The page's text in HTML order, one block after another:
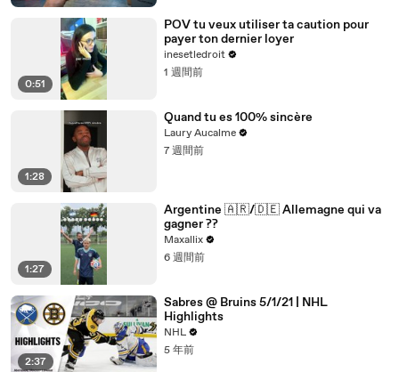
0:51
POV tu veux utiliser ta caution pour
payer ton dernier loyer
inesetledroit
1 週間前
1:28
Quand tu es 100% sincère
Laury Aucalme
7 週間前
1:27
Argentine 🇦🇷/🇩🇪 Allemagne qui va
gagner ??
Maxallix
6 週間前
2:37
Sabres @ Bruins 5/1/21 | NHL
Highlights
NHL
5 年前